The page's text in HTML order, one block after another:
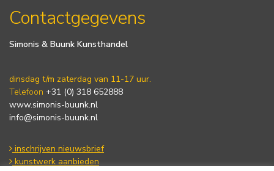
Contactgegevens
Simonis & Buunk Kunsthandel
dinsdag t/m zaterdag van 11-17 uur.
Telefoon +31 (0) 318 652888
www.simonis-buunk.nl
info@simonis-buunk.nl
inschrijven nieuwsbrief
kunstwerk aanbieden